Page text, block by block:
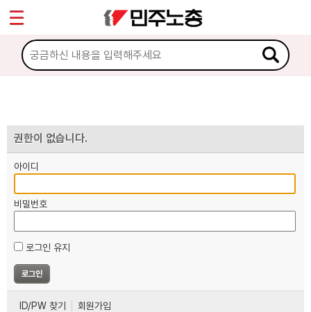
권한이 없습니다.
아이디
비밀번호
로그인 유지
ID/PW 찾기 회원가입
마이페이지
소개
노동상담
자료
부설기관
업무